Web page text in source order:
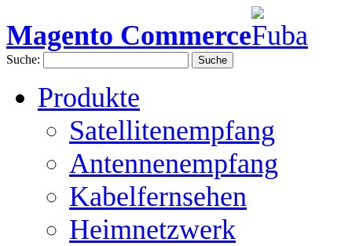
Magento Commerce
Suche: Suche
Produkte
Satellitenempfang
Antennenempfang
Kabelfernsehen
Heimnetzwerk